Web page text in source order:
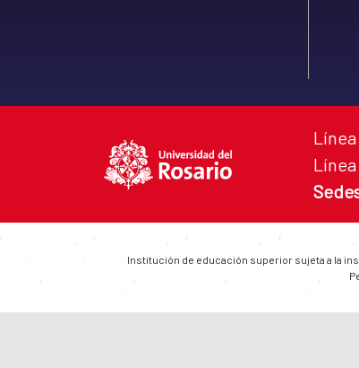
Línea
Institución de educación superior sujeta a la